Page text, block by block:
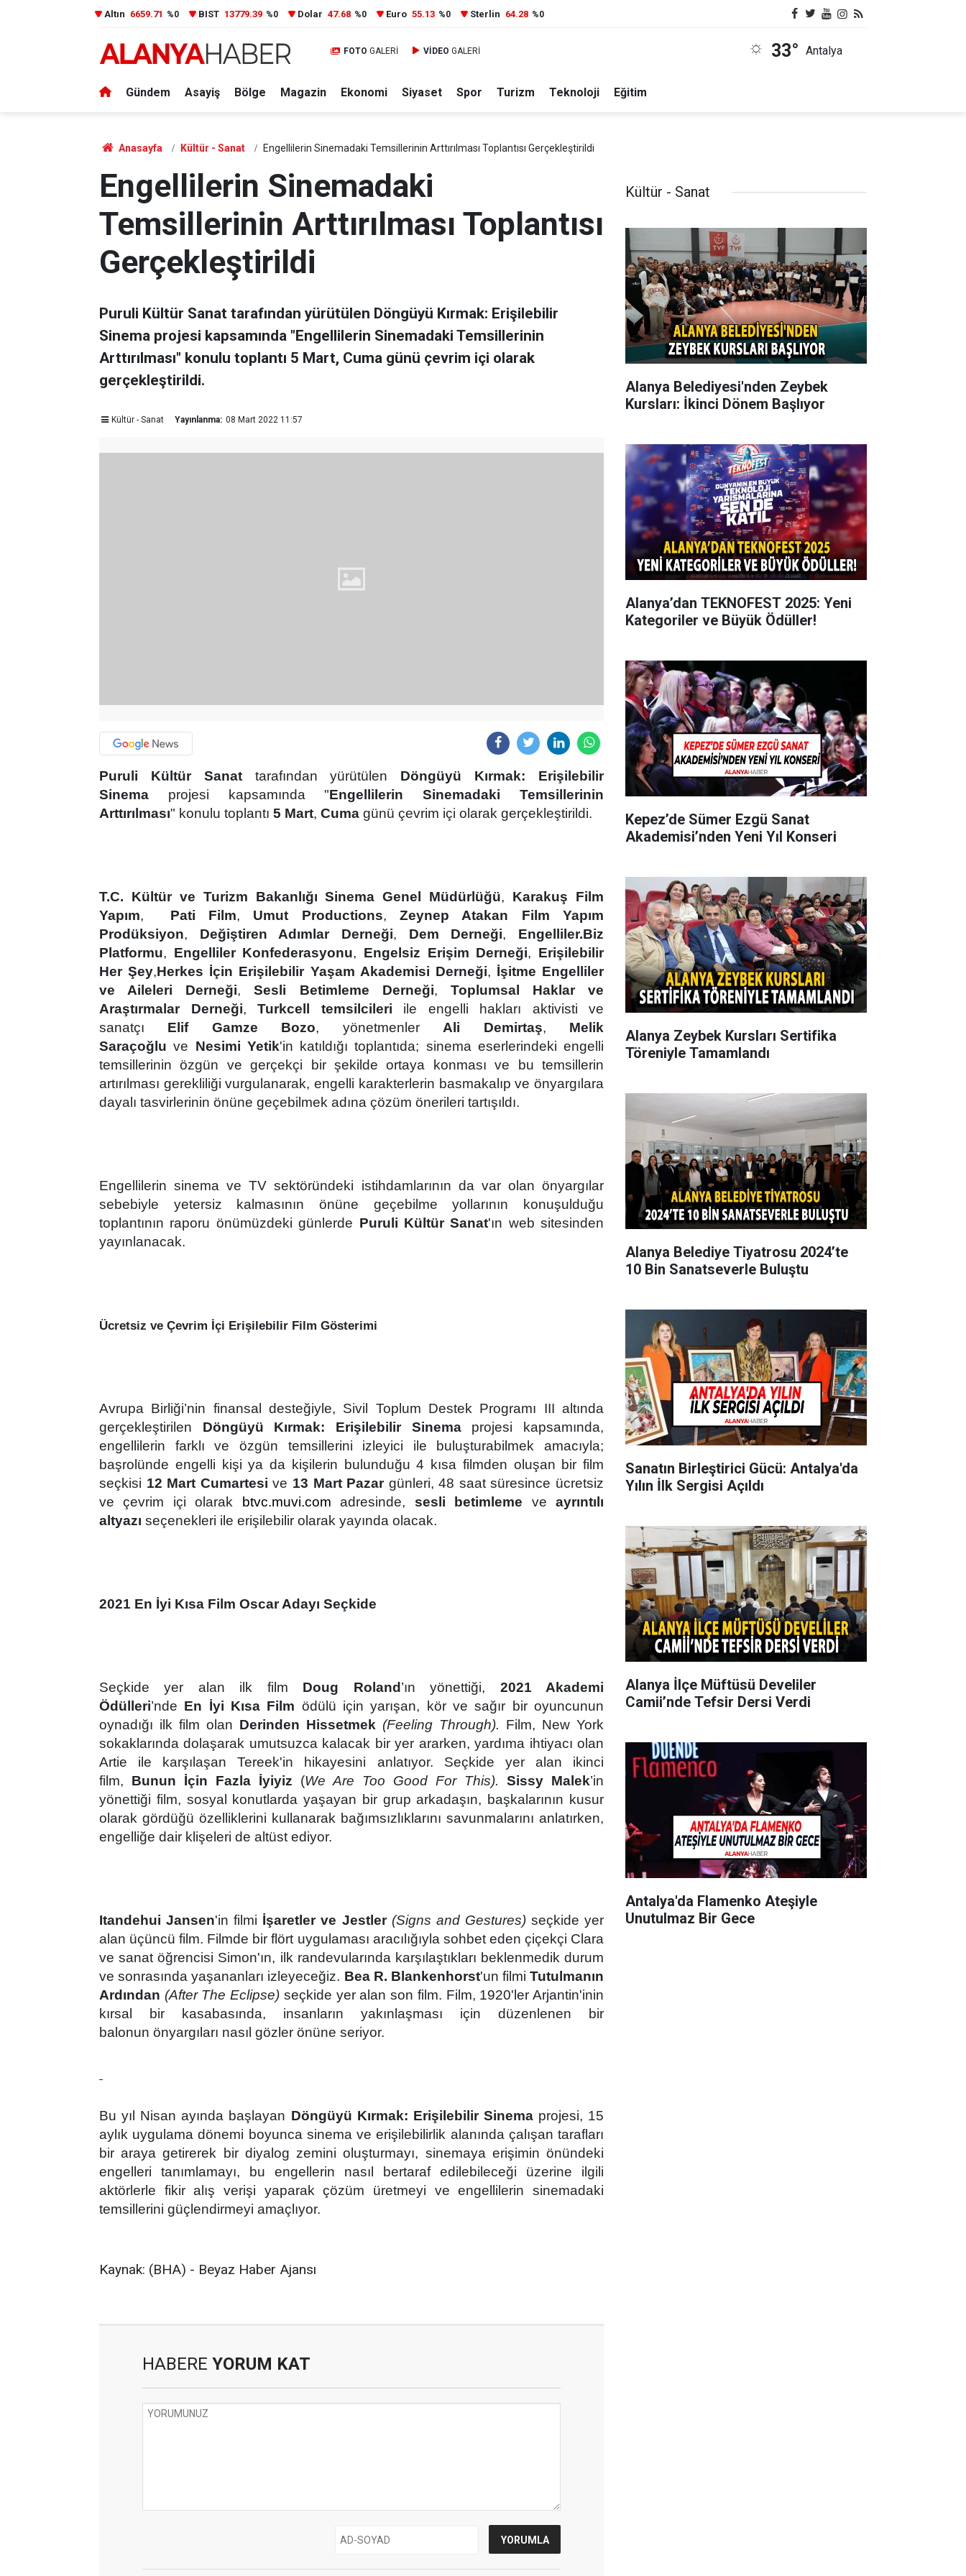
Altın 6659.71 %0 BIST 13779.39 %0 Dolar 47.68 %0 Euro 55.13 %0 Sterlin 64.28 %0
FOTO GALERİ VİDEO GALERİ 33° Antalya
Gündem Asayiş Bölge Magazin Ekonomi Siyaset Spor Turizm Teknoloji Eğitim
Anasayfa Kültür - Sanat Engellilerin Sinemadaki Temsillerinin Arttırılması Toplantısı Gerçekleştirildi
Engellilerin Sinemadaki
Temsillerinin Arttırılması Toplantısı
Gerçekleştirildi
Puruli Kültür Sanat tarafından yürütülen Döngüyü Kırmak: Erişilebilir
Sinema projesi kapsamında "Engellilerin Sinemadaki Temsillerinin
Arttırılması" konulu toplantı 5 Mart, Cuma günü çevrim içi olarak
gerçekleştirildi.
Kültür - Sanat Yayınlanma: 08 Mart 2022 11:57
Puruli Kültür Sanattarafından yürütülen Döngüyü Kırmak: Erişilebilir
Sinema projesi kapsamında "Engellilerin Sinemadaki Temsillerinin
Arttırılması" konulu toplantı 5 Mart, Cuma günü çevrim içi olarak gerçekleştirildi.
T.C. Kültür ve Turizm Bakanlığı Sinema Genel Müdürlüğü, Karakuş Film
Yapım, Pati Film, Umut Productions,Zeynep Atakan Film Yapım
Prodüksiyon, Değiştiren Adımlar Derneği, Dem Derneği, Engelliler.Biz
Platformu, Engelliler Konfederasyonu, Engelsiz Erişim Derneği, Erişilebilir
Her Şey,Herkes İçin Erişilebilir Yaşam Akademisi Derneği, İşitme Engelliler
ve Aileleri Derneği,Sesli Betimleme Derneği, Toplumsal Haklar ve
Araştırmalar Derneği, Turkcell temsilcileri ile engelli hakları aktivisti ve
sanatçı Elif Gamze Bozo, yönetmenler Ali Demirtaş, Melik
Saraçoğlu ve Nesimi Yetik'in katıldığı toplantıda; sinema eserlerindeki engelli
temsillerinin özgün ve gerçekçi bir şekilde ortaya konması ve bu temsillerin
artırılması gerekliliği vurgulanarak, engelli karakterlerin basmakalıp ve önyargılara
dayalı tasvirlerinin önüne geçebilmek adına çözüm önerileri tartışıldı.
Engellilerin sinema ve TV sektöründeki istihdamlarının da var olan önyargılar
sebebiyle yetersiz kalmasının önüne geçebilme yollarının konuşulduğu
toplantının raporu önümüzdeki günlerde Puruli Kültür Sanat'ın web sitesinden
yayınlanacak.
Ücretsiz ve Çevrim İçi Erişilebilir Film Gösterimi
Avrupa Birliği’nin finansal desteğiyle, Sivil Toplum Destek Programı III altında
gerçekleştirilen Döngüyü Kırmak: Erişilebilir Sinemaprojesi kapsamında,
engellilerin farklı ve özgün temsillerini izleyici ile buluşturabilmek amacıyla;
başrolünde engelli kişi ya da kişilerin bulunduğu 4 kısa filmden oluşan bir film
seçkisi 12 Mart Cumartesive 13 Mart Pazargünleri, 48 saat süresince ücretsiz
ve çevrim içi olarak btvc.muvi.com adresinde, sesli betimleme veayrıntılı
altyazı seçenekleri ile erişilebilir olarak yayında olacak.
2021 En İyi Kısa Film Oscar Adayı Seçkide
Seçkide yer alan ilk film Doug Roland’ın yönettiği, 2021 Akademi
Ödülleri’nde En İyi Kısa Film ödülü için yarışan, kör ve sağır bir oyuncunun
oynadığı ilk film olan Derinden Hissetmek (Feeling Through). Film, New York
sokaklarında dolaşarak umutsuzca kalacak bir yer ararken, yardıma ihtiyacı olan
Artie ile karşılaşan Tereek'in hikayesini anlatıyor. Seçkide yer alan ikinci
film, Bunun İçin Fazla İyiyiz (We Are Too Good For This). Sissy Malek’in
yönettiği film, sosyal konutlarda yaşayan bir grup arkadaşın, başkalarının kusur
olarak gördüğü özelliklerini kullanarak bağımsızlıklarını savunmalarını anlatırken,
engelliğe dair klişeleri de altüst ediyor.
Itandehui Jansen'in filmi İşaretler ve Jestler (Signs and Gestures) seçkide yer
alan üçüncü film. Filmde bir flört uygulaması aracılığıyla sohbet eden çiçekçi Clara
ve sanat öğrencisi Simon'ın, ilk randevularında karşılaştıkları beklenmedik durum
ve sonrasında yaşananları izleyeceğiz. Bea R. Blankenhorst'un filmi Tutulmanın
Ardından (After The Eclipse) seçkide yer alan son film. Film, 1920'ler Arjantin'inin
kırsal bir kasabasında, insanların yakınlaşması için düzenlenen bir
balonun önyargıları nasıl gözler önüne seriyor.
Bu yıl Nisan ayında başlayan Döngüyü Kırmak: Erişilebilir Sinemaprojesi, 15
aylık uygulama dönemi boyunca sinema ve erişilebilirlik alanında çalışan tarafları
bir araya getirerek bir diyalog zemini oluşturmayı, sinemaya erişimin önündeki
engelleri tanımlamayı, bu engellerin nasıl bertaraf edilebileceği üzerine ilgili
aktörlerle fikir alış verişi yaparak çözüm üretmeyi ve engellilerin sinemadaki
temsillerini güçlendirmeyi amaçlıyor.
Kaynak: (BHA) - Beyaz Haber Ajansı
HABERE YORUM KAT
Kültür - Sanat
Alanya Belediyesi'nden Zeybek
Kursları: İkinci Dönem Başlıyor
Alanya’dan TEKNOFEST 2025: Yeni
Kategoriler ve Büyük Ödüller!
Kepez’de Sümer Ezgü Sanat
Akademisi’nden Yeni Yıl Konseri
Alanya Zeybek Kursları Sertifika
Töreniyle Tamamlandı
Alanya Belediye Tiyatrosu 2024’te
10 Bin Sanatseverle Buluştu
Sanatın Birleştirici Gücü: Antalya'da
Yılın İlk Sergisi Açıldı
Alanya İlçe Müftüsü Develiler
Camii’nde Tefsir Dersi Verdi
Antalya'da Flamenko Ateşiyle
Unutulmaz Bir Gece